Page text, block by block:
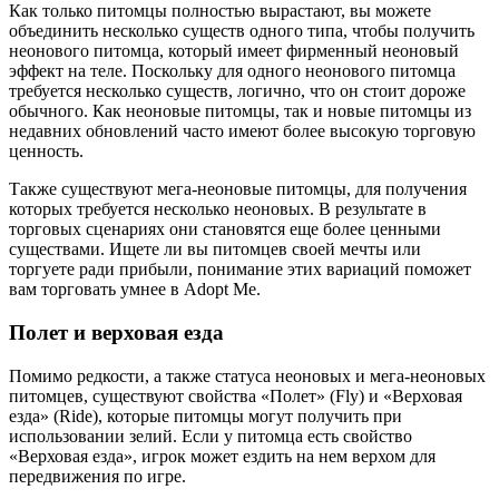
Как только питомцы полностью вырастают, вы можете
объединить несколько существ одного типа, чтобы получить
неонового питомца, который имеет фирменный неоновый
эффект на теле. Поскольку для одного неонового питомца
требуется несколько существ, логично, что он стоит дороже
обычного. Как неоновые питомцы, так и новые питомцы из
недавних обновлений часто имеют более высокую торговую
ценность.
Также существуют мега-неоновые питомцы, для получения
которых требуется несколько неоновых. В результате в
торговых сценариях они становятся еще более ценными
существами. Ищете ли вы питомцев своей мечты или
торгуете ради прибыли, понимание этих вариаций поможет
вам торговать умнее в Adopt Me.
Полет и верховая езда
Помимо редкости, а также статуса неоновых и мега-неоновых
питомцев, существуют свойства «Полет» (Fly) и «Верховая
езда» (Ride), которые питомцы могут получить при
использовании зелий. Если у питомца есть свойство
«Верховая езда», игрок может ездить на нем верхом для
передвижения по игре.